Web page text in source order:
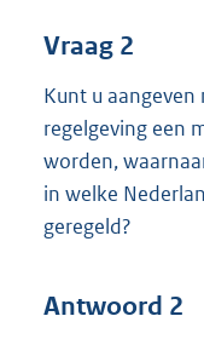
Vraag 2
Kunt u aangeven
regelgeving een
worden,
in welke
geregeld?
Antwoord 2